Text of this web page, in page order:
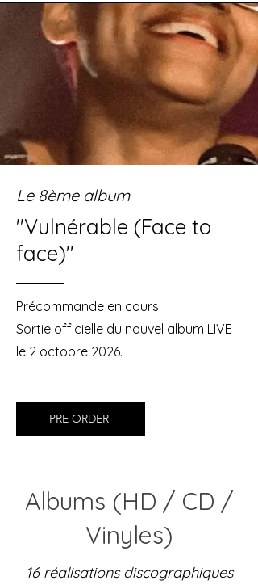
Le 8ème album
"Vulnérable (Face to
face)"
Précommande en cours.
Sortie officielle du nouvel album LIVE
le 2 octobre 2026.
PRE ORDER
Albums (HD / CD /
Vinyles)
16 réalisations discographiques